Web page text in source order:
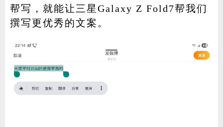
帮写，就能让三星Galaxy Z Fold7帮我们
撰写更优秀的文案。